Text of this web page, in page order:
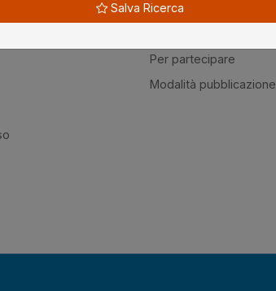
Normativa
Per partecipare
Modalità pubblicazione
Salva Ricerca